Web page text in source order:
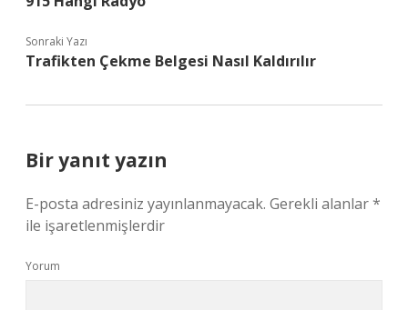
Sonraki Yazı
Trafikten Çekme Belgesi Nasıl Kaldırılır
Bir yanıt yazın
E-posta adresiniz yayınlanmayacak. Gerekli alanlar*
ile işaretlenmişlerdir
Yorum